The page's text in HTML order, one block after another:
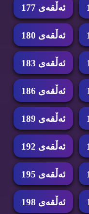
ئه‌ڵقه‌ی 177
ئه‌ڵقه‌ی 180
ئه‌ڵقه‌ی 183
ئه‌ڵقه‌ی 186
ئه‌ڵقه‌ی 189
ئه‌ڵقه‌ی 192
ئه‌ڵقه‌ی 195
ئه‌ڵقه‌ی 198